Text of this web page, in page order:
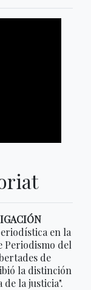
en la
Periodismo del
de
la distinción
la justicia".